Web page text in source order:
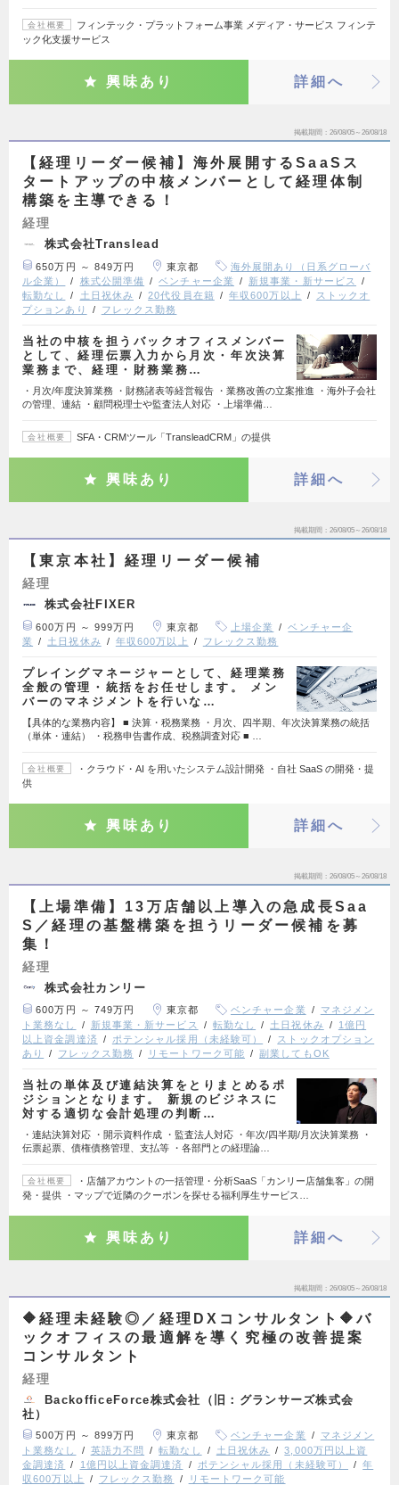
会社概要
フィンテック・プラットフォーム事業 メディア・サービス フィンテ
ック化支援サービス
興味あり 詳細へ
掲載期間 26/08/05～26/08/18
【経理リーダー候補】海外展開するSaaSス
タートアップの中核メンバーとして経理体制
構築を主導できる！
経理
株式会社Translead
650万円 ～ 849万円 東京都
海外展開あり（日系グローバ
ル企業）
株式公開準備 ベンチャー企業
新規事業・新サービス
転勤なし
土日祝休み 20代役員在籍 年収600万以上
ストックオ
プションあり
フレックス勤務
当社の中核を担うバックオフィスメンバー
として、経理伝票入力から月次・年次決算
業務まで、経理・財務業務…
・月次/年度決算業務 ・財務諸表等経営報告 ・業務改善の立案推進 ・海外子会社
の管理、連結 ・顧問税理士や監査法人対応 ・上場準備…
会社概要 SFA・CRMツール「TransleadCRM」の提供
興味あり 詳細へ
掲載期間 26/08/05～26/08/18
【東京本社】経理リーダー候補
経理
株式会社FIXER
600万円 ～ 999万円 東京都 上場企業
ベンチャー企
業
土日祝休み 年収600万以上 フレックス勤務
プレイングマネージャーとして、経理業務
全般の管理・統括をお任せします。 メン
バーのマネジメントを行いな…
【具体的な業務内容】 ■ 決算・税務業務 ・月次、四半期、年次決算業務の統括
（単体・連結） ・税務申告書作成、税務調査対応 ■ …
会社概要
・クラウド・AI を用いたシステム設計開発 ・自社 SaaS の開発・提
供
興味あり 詳細へ
掲載期間 26/08/05～26/08/18
【上場準備】13万店舗以上導入の急成長Saa
S／経理の基盤構築を担うリーダー候補を募
集！
経理
株式会社カンリー
600万円 ～ 749万円 東京都 ベンチャー企業
マネジメン
ト業務なし
新規事業・新サービス 転勤なし 土日祝休み
1億円
以上資金調達済
ポテンシャル採用（未経験可）
ストックオプション
あり
フレックス勤務 リモートワーク可能 副業してもOK
当社の単体及び連結決算をとりまとめるポ
ジションとなります。 新規のビジネスに
対する適切な会計処理の判断…
・連結決算対応 ・開示資料作成 ・監査法人対応 ・年次/四半期/月次決算業務 ・
伝票起票、債権債務管理、支払等 ・各部門との経理論…
会社概要
・店舗アカウントの一括管理・分析SaaS「カンリー店舗集客」の開
発・提供 ・マップで近隣のクーポンを探せる福利厚生サービス…
興味あり 詳細へ
掲載期間 26/08/05～26/08/18
🔶経理未経験◎／経理DXコンサルタント🔶バ
ックオフィスの最適解を導く究極の改善提案
コンサルタント
経理
BackofficeForce株式会社（旧：グランサーズ株式会
社）
500万円 ～ 899万円 東京都 ベンチャー企業
マネジメン
ト業務なし
英語力不問 転勤なし 土日祝休み
3,000万円以上資
金調達済
1億円以上資金調達済 ポテンシャル採用（未経験可）
年
収600万以上
フレックス勤務 リモートワーク可能